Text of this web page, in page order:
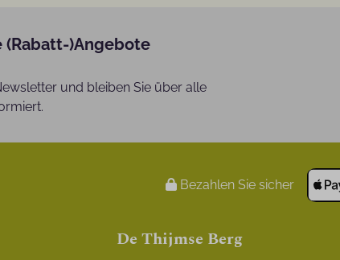
(Rabatt-)Angebote
und bleiben Sie über alle
Bezahlen Sie sicher
De Thijmse Berg